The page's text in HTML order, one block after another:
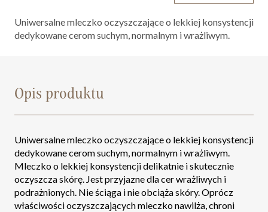
Uniwersalne mleczko oczyszczające o lekkiej konsystencji
dedykowane cerom suchym, normalnym i wrażliwym.
Opis produktu
Uniwersalne mleczko oczyszczające o lekkiej konsystencji
dedykowane cerom suchym, normalnym i wrażliwym.
Mleczko o lekkiej konsystencji delikatnie i skutecznie
oczyszcza skórę. Jest przyjazne dla cer wrażliwych i
podrażnionych. Nie ściąga i nie obciąża skóry. Oprócz
właściwości oczyszczających mleczko nawilża, chroni